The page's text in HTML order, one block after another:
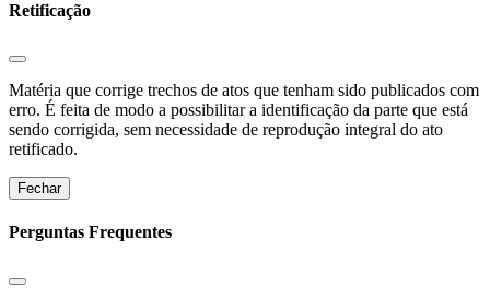
Retificação
Matéria que corrige trechos de atos que tenham sido publicados com
erro. É feita de modo a possibilitar a identificação da parte que está
sendo corrigida, sem necessidade de reprodução integral do ato
retificado.
Fechar
Perguntas Frequentes